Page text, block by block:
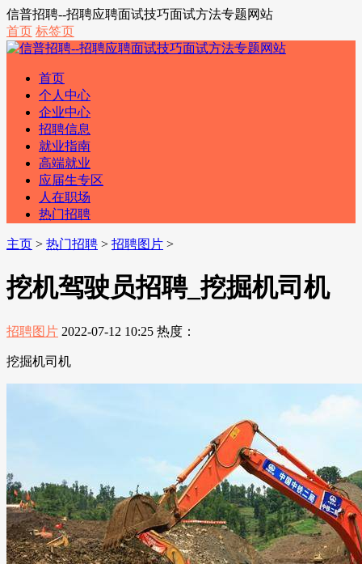
信普招聘--招聘应聘面试技巧面试方法专题网站
首页 标签页
首页
个人中心
企业中心
招聘信息
就业指南
高端就业
应届生专区
人在职场
热门招聘
主页 > 热门招聘 > 招聘图片 >
挖机驾驶员招聘_挖掘机司机
招聘图片 2022-07-12 10:25 热度：
挖掘机司机